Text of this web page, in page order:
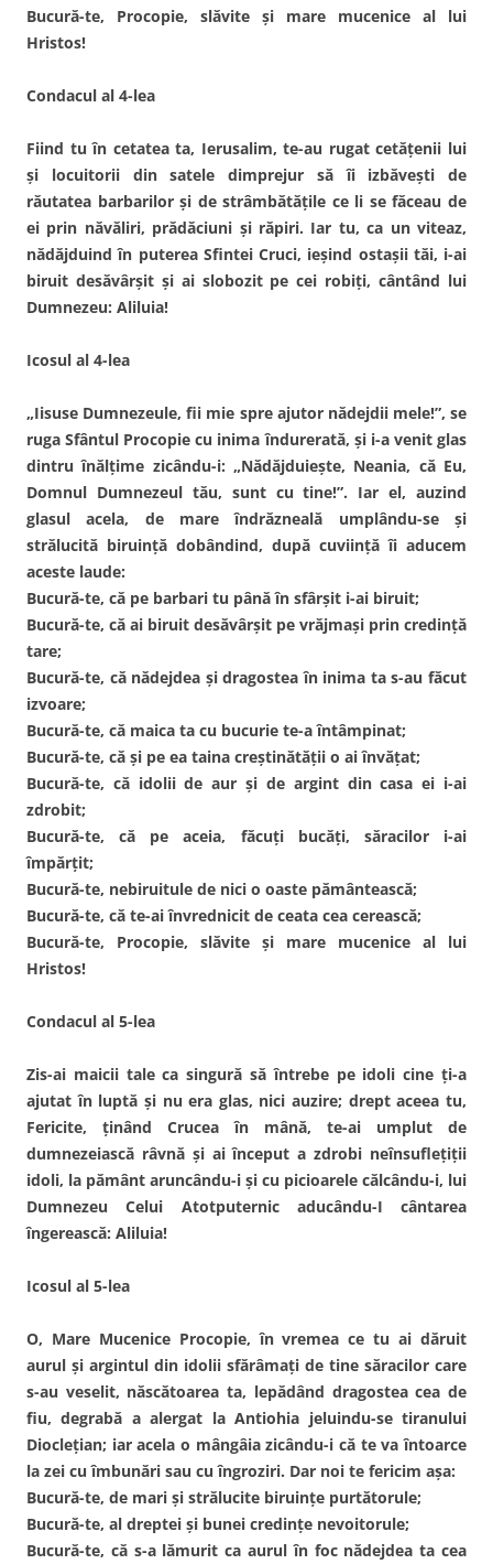
Bucură-te, Procopie, slăvite şi mare mucenice al lui
Hristos!
Condacul al 4-lea
Fiind tu în cetatea ta, Ierusalim, te-au rugat cetăţenii lui
şi locuitorii din satele dimprejur să îi izbăveşti de
răutatea barbarilor şi de strâmbătăţile ce li se făceau de
ei prin năvăliri, prădăciuni şi răpiri. Iar tu, ca un viteaz,
nădăjduind în puterea Sfintei Cruci, ieşind ostaşii tăi, i-ai
biruit desăvârşit şi ai slobozit pe cei robiţi, cântând lui
Dumnezeu: Aliluia!
Icosul al 4-lea
„Iisuse Dumnezeule, fii mie spre ajutor nădejdii mele!”, se
ruga Sfântul Procopie cu inima îndurerată, şi i-a venit glas
dintru înălţime zicându-i: „Nădăjduieşte, Neania, că Eu,
Domnul Dumnezeul tău, sunt cu tine!”. Iar el, auzind
glasul acela, de mare îndrăzneală umplându-se şi
strălucită biruinţă dobândind, după cuviinţă îi aducem
aceste laude:
Bucură-te, că pe barbari tu până în sfârşit i-ai biruit;
Bucură-te, că ai biruit desăvârşit pe vrăjmaşi prin credinţă
tare;
Bucură-te, că nădejdea şi dragostea în inima ta s-au făcut
izvoare;
Bucură-te, că maica ta cu bucurie te-a întâmpinat;
Bucură-te, că şi pe ea taina creştinătăţii o ai învăţat;
Bucură-te, că idolii de aur şi de argint din casa ei i-ai
zdrobit;
Bucură-te, că pe aceia, făcuţi bucăţi, săracilor i-ai
împărţit;
Bucură-te, nebiruitule de nici o oaste pământească;
Bucură-te, că te-ai învrednicit de ceata cea cerească;
Bucură-te, Procopie, slăvite şi mare mucenice al lui
Hristos!
Condacul al 5-lea
Zis-ai maicii tale ca singură să întrebe pe idoli cine ţi-a
ajutat în luptă şi nu era glas, nici auzire; drept aceea tu,
Fericite, ţinând Crucea în mână, te-ai umplut de
dumnezeiască râvnă şi ai început a zdrobi neînsufleţiţii
idoli, la pământ aruncându-i şi cu picioarele călcându-i, lui
Dumnezeu Celui Atotputernic aducându-I cântarea
îngerească: Aliluia!
Icosul al 5-lea
O, Mare Mucenice Procopie, în vremea ce tu ai dăruit
aurul şi argintul din idolii sfărâmaţi de tine săracilor care
s-au veselit, născătoarea ta, lepădând dragostea cea de
fiu, degrabă a alergat la Antiohia jeluindu-se tiranului
Diocleţian; iar acela o mângâia zicându-i că te va întoarce
la zei cu îmbunări sau cu îngroziri. Dar noi te fericim aşa:
Bucură-te, de mari şi strălucite biruinţe purtătorule;
Bucură-te, al dreptei şi bunei credinţe nevoitorule;
Bucură-te, că s-a lămurit ca aurul în foc nădejdea ta cea